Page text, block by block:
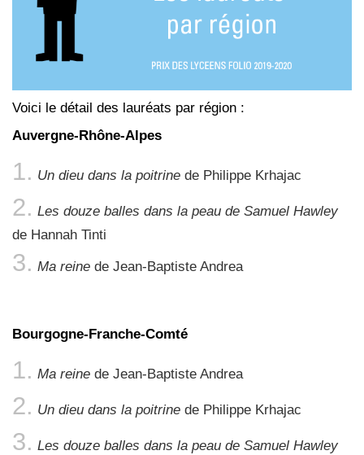
Voici le détail des lauréats par région :
Auvergne-Rhône-Alpes
Un dieu dans la poitrine de Philippe Krhajac
Les douze balles dans la peau de Samuel Hawley
de Hannah Tinti
Ma reine de Jean-Baptiste Andrea
Bourgogne-Franche-Comté
Ma reine de Jean-Baptiste Andrea
Un dieu dans la poitrine de Philippe Krhajac
Les douze balles dans la peau de Samuel Hawley